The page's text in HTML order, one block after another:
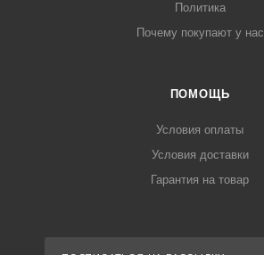
Политика
Почему покупают у нас
ПОМОЩЬ
Условия оплаты
Условия доставки
Гарантия на товар